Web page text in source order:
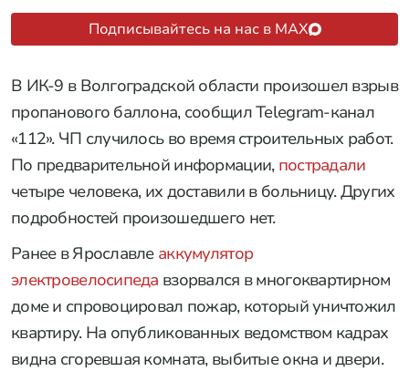
Подписывайтесь на нас в MAX
В ИК-9 в Волгоградской области произошел взрыв
пропанового баллона, сообщил Telegram-канал
«112». ЧП случилось во время строительных работ.
По предварительной информации, пострадали
четыре человека, их доставили в больницу. Других
подробностей произошедшего нет.
Ранее в Ярославле аккумулятор
электровелосипеда взорвался в многоквартирном
доме и спровоцировал пожар, который уничтожил
квартиру. На опубликованных ведомством кадрах
видна сгоревшая комната, выбитые окна и двери.